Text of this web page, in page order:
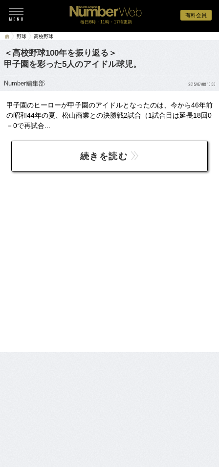
有料会員
毎日6時・11時・17時更新
野球 高校野球
＜高校野球100年を振り返る＞
甲子園を彩った5人のアイドル球児。
Number編集部 2015/07/08 10:00
甲子園のヒーローが甲子園のアイドルとなったのは、今から46年前
の昭和44年の夏、松山商業との決勝戦2試合（1試合目は延長18回0
－0で再試合...
続きを読む